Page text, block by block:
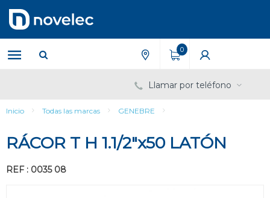
contenido
menú
de
navegación
0
Llamar por teléfono
Inicio Todas las marcas GENEBRE
RÁCOR T H 1.1/2"x50 LATÓN
REF : 0035 08